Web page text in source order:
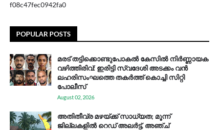
f08c47fec0942fa0
POPULAR POSTS
മരട് തട്ടിക്കൊണ്ടുപോകൽ കേസിൽ നിർണ്ണായക
വഴിത്തിരിവ്: ഇരിട്ടി സ്വദേശി അടക്കം വൻ
ലഹരിസംഘത്തെ തകർത്ത് കൊച്ചി സിറ്റി
പോലീസ്
August 02, 2026
അതിതീവ്ര മഴയ്ക്ക് സാധ്യത; മൂന്ന്
ജില്ലകളിൽ റെഡ് അലർട്ട്, അഞ്ച്